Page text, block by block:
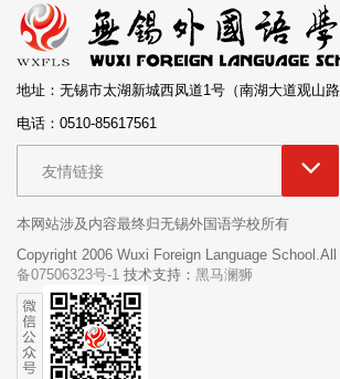
地址：无锡市太湖新城西凤道1号（南湖大道观山路
电话：0510-85617561
友情链接
本网站涉及内容最终归无锡外国语学校所有
Copyright 2006 Wuxi Foreign Language
备07506323号-1 技术支持： 黑马澜狮